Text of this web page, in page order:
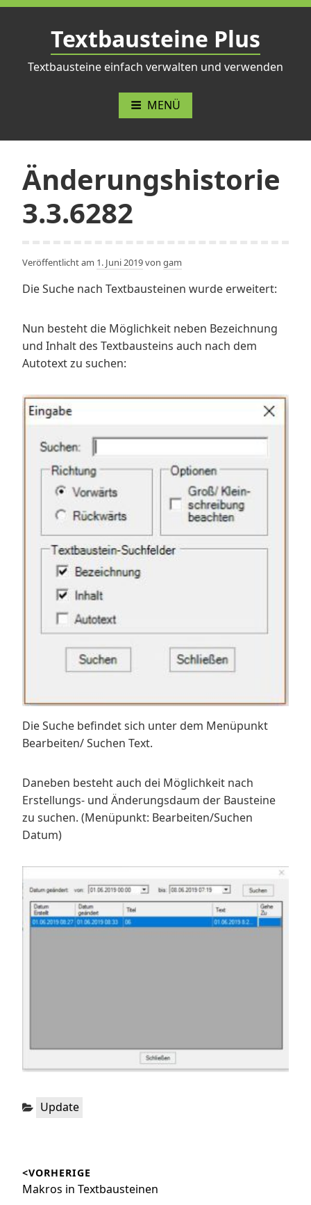
Zum
Textbausteine Plus
Textbausteine einfach verwalten und verwenden
MENÜ
Änderungshistorie
3.3.6282
Veröffentlicht am 1. Juni 2019von gam
Die Suche nach Textbausteinen wurde erweitert:
Nun besteht die Möglichkeit neben Bezeichnung
und Inhalt des Textbausteins auch nach dem
Autotext zu suchen:
Die Suche befindet sich unter dem Menüpunkt
Bearbeiten/ Suchen Text.
Daneben besteht auch dei Möglichkeit nach
Erstellungs- und Änderungsdaum der Bausteine
zu suchen. (Menüpunkt: Bearbeiten/Suchen
Datum)
Kategorien:
Update
<VORHERIGE
Vorheriger
Makros in Textbausteinen